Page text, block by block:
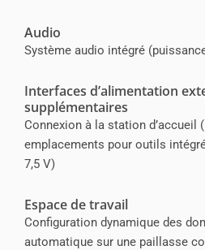
Audio
Système audio intégré
Interfaces d’alimentation
supplémentaires
Connexion à la station d’accueil
emplacements pour outils
7,5 V)
Espace de travail
Configuration dynamique des
automatique sur une paillasse